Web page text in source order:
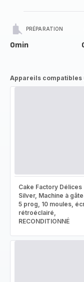
PRÉPARATION
0min
Appareils compatibles
Cake Factory Délices
Silver, Machine à
5 prog, 10 moules,
rétroéclairé,
RECONDITIONNÉ